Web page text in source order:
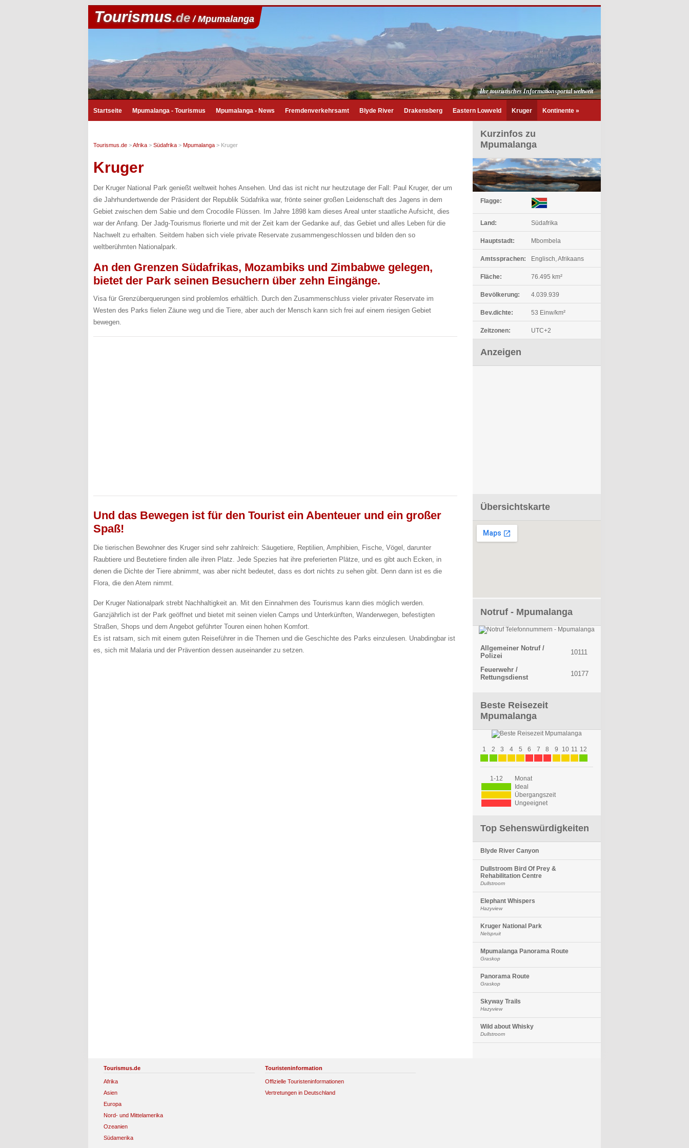
Tourismus.de/ Mpumalanga
Ihr touristisches Informationsportal weltweit
Startseite Mpumalanga - Tourismus Mpumalanga - News Fremdenverkehrsamt Blyde River Drakensberg Eastern Lowveld Kruger Kontinente »
Tourismus.de >Afrika > Südafrika > Mpumalanga > Kruger
Kruger
Der Kruger National Park genießt weltweit hohes Ansehen. Und das ist nicht nur heutzutage der Fall: Paul Kruger, der um
die Jahrhundertwende der Präsident der Republik Südafrika war, frönte seiner großen Leidenschaft des Jagens in dem
Gebiet zwischen dem Sabie und dem Crocodile Flüssen. Im Jahre 1898 kam dieses Areal unter staatliche Aufsicht, dies
war der Anfang. Der Jadg-Tourismus florierte und mit der Zeit kam der Gedanke auf, das Gebiet und alles Leben für die
Nachwelt zu erhalten. Seitdem haben sich viele private Reservate zusammengeschlossen und bilden den so
weltberühmten Nationalpark.
An den Grenzen Südafrikas, Mozambiks und Zimbabwe gelegen,
bietet der Park seinen Besuchern über zehn Eingänge.
Visa für Grenzüberquerungen sind problemlos erhältlich. Durch den Zusammenschluss vieler privater Reservate im
Westen des Parks fielen Zäune weg und die Tiere, aber auch der Mensch kann sich frei auf einem riesigen Gebiet
bewegen.
Und das Bewegen ist für den Tourist ein Abenteuer und ein großer
Spaß!
Die tierischen Bewohner des Kruger sind sehr zahlreich: Säugetiere, Reptilien, Amphibien, Fische, Vögel, darunter
Raubtiere und Beutetiere finden alle ihren Platz. Jede Spezies hat ihre preferierten Plätze, und es gibt auch Ecken, in
denen die Dichte der Tiere abnimmt, was aber nicht bedeutet, dass es dort nichts zu sehen gibt. Denn dann ist es die
Flora, die den Atem nimmt.
Der Kruger Nationalpark strebt Nachhaltigkeit an. Mit den Einnahmen des Tourismus kann dies möglich werden.
Ganzjährlich ist der Park geöffnet und bietet mit seinen vielen Camps und Unterkünften, Wanderwegen, befestigten
Straßen, Shops und dem Angebot geführter Touren einen hohen Komfort.
Es ist ratsam, sich mit einem guten Reiseführer in die Themen und die Geschichte des Parks einzulesen. Unabdingbar ist
es, sich mit Malaria und der Prävention dessen auseinander zu setzen.
Kurzinfos zu
Mpumalanga
Flagge:
Land: Südafrika
Hauptstadt: Mbombela
Amtssprachen: Englisch, Afrikaans
Fläche: 76.495 km²
Bevölkerung: 4.039.939
Bev.dichte: 53 Einw/km²
Zeitzonen: UTC+2
Anzeigen
Übersichtskarte
Notruf - Mpumalanga
Allgemeiner Notruf /
Polizei
10111
Feuerwehr /
Rettungsdienst
10177
Beste Reisezeit
Mpumalanga
1 2 3 4 5 6 7 8 9 10 11 12
1-12
Monat
Ideal
Übergangszeit
Ungeeignet
Top Sehenswürdigkeiten
Blyde River Canyon
Dullstroom Bird Of Prey &
Rehabilitation Centre
Dullstroom
Elephant Whispers
Hazyview
Kruger National Park
Nelspruit
Mpumalanga Panorama Route
Graskop
Panorama Route
Graskop
Skyway Trails
Hazyview
Wild about Whisky
Dullstroom
Tourismus.de
Afrika
Asien
Europa
Nord- und Mittelamerika
Ozeanien
Südamerika
Touristeninformation
Offizielle Touristeninformationen
Vertretungen in Deutschland